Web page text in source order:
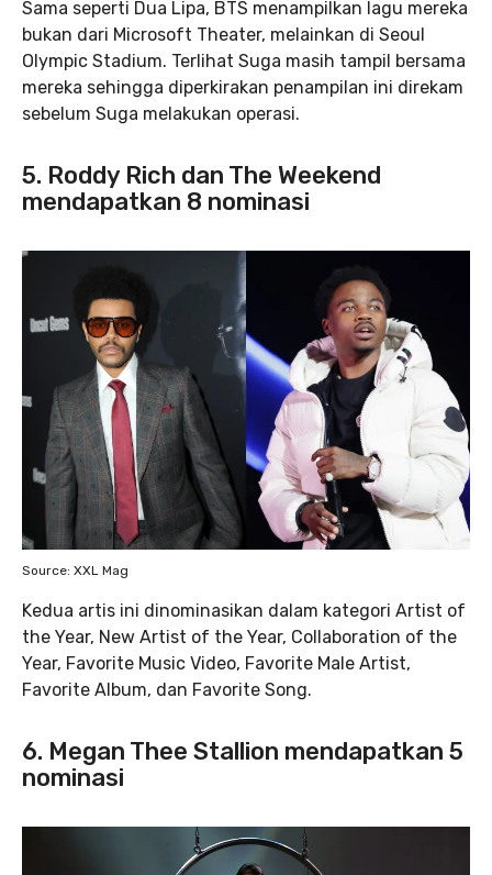
Sama seperti Dua Lipa, BTS menampilkan lagu mereka
bukan dari Microsoft Theater, melainkan di Seoul
Olympic Stadium. Terlihat Suga masih tampil bersama
mereka sehingga diperkirakan penampilan ini direkam
sebelum Suga melakukan operasi.
5. Roddy Rich dan The Weekend
mendapatkan 8 nominasi
Source: XXL Mag
Kedua artis ini dinominasikan dalam kategori Artist of
the Year, New Artist of the Year, Collaboration of the
Year, Favorite Music Video, Favorite Male Artist,
Favorite Album, dan Favorite Song.
6. Megan Thee Stallion mendapatkan 5
nominasi